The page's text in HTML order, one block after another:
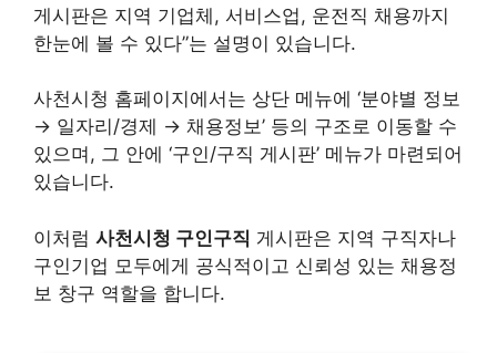
게시판은 지역 기업체, 서비스업, 운전직 채용까지
한눈에 볼 수 있다”는 설명이 있습니다.
사천시청 홈페이지에서는 상단 메뉴에 ‘분야별 정보
→ 일자리/경제 → 채용정보’ 등의 구조로 이동할 수
있으며, 그 안에 ‘구인/구직 게시판’ 메뉴가 마련되어
있습니다.
이처럼 사천시청 구인구직 게시판은 지역 구직자나
구인기업 모두에게 공식적이고 신뢰성 있는 채용정
보 창구 역할을 합니다.